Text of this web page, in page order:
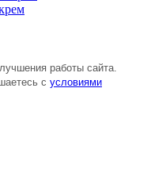
работы сайта.
с условиями